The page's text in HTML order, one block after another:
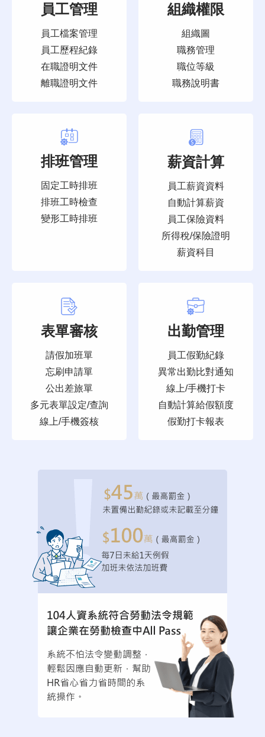
員工管理
員工檔案管理
員工歷程紀錄
在職證明文件
離職證明文件
組織權限
組織圖
職務管理
職位等級
職務說明書
排班管理
固定工時排班
排班工時檢查
變形工時排班
薪資計算
員工薪資資料
自動計算薪資
員工保險資料
所得稅/保險證明
薪資科目
表單審核
請假加班單
忘刷申請單
公出差旅單
多元表單設定/查詢
線上/手機簽核
出勤管理
員工假勤紀錄
異常出勤比對通知
線上/手機打卡
自動計算給假額度
假勤打卡報表